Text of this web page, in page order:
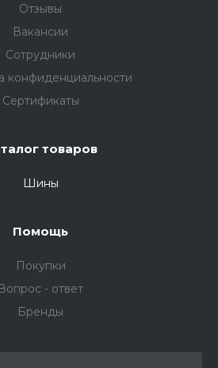
Отзывы
Вакансии
Сотрудники
конфиденциальности
Сертификаты
товаров
Шины
Помощь
Покупки
Вопрос - ответ
Бренды